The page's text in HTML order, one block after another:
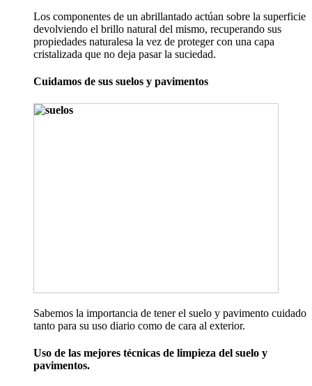
Los componentes de un abrillantado actúan sobre la superficie
devolviendo el brillo natural del mismo, recuperando sus
propiedades naturalesa la vez de proteger con una capa
cristalizada que no deja pasar la suciedad.
Cuidamos de sus suelos y pavimentos
Sabemos la importancia de tener el suelo y pavimento cuidado
tanto para su uso diario como de cara al exterior.
Uso de las mejores técnicas de limpieza del suelo y
pavimentos.